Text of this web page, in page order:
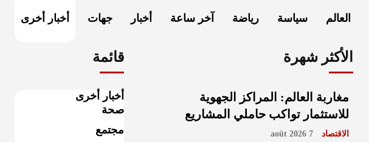
أخبار أخرى جهات أخبار آخر ساعة رياضة سياسة العالم
قائمة
أخبار أخرى
صحة
مجتمع
الأكثر شهرة
مغاربة العالم: المراكز الجهوية
للاستثمار تواكب حاملي المشاريع
الاقتصاد 7 août 2026